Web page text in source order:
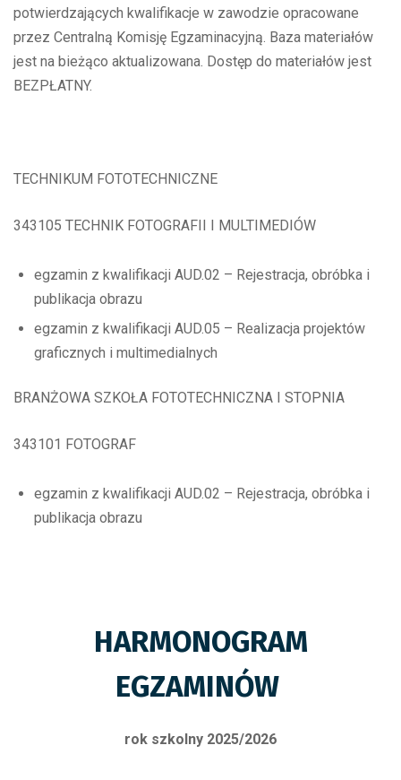
potwierdzających kwalifikacje w zawodzie opracowane
przez Centralną Komisję Egzaminacyjną. Baza materiałów
jest na bieżąco aktualizowana. Dostęp do materiałów jest
BEZPŁATNY.
TECHNIKUM FOTOTECHNICZNE
343105 TECHNIK FOTOGRAFII I MULTIMEDIÓW
egzamin z kwalifikacji AUD.02 – Rejestracja, obróbka i
publikacja obrazu
egzamin z kwalifikacji AUD.05 – Realizacja projektów
graficznych i multimedialnych
BRANŻOWA SZKOŁA FOTOTECHNICZNA I STOPNIA
343101 FOTOGRAF
egzamin z kwalifikacji AUD.02 – Rejestracja, obróbka i
publikacja obrazu
HARMONOGRAM
EGZAMINÓW
rok szkolny 2025/2026